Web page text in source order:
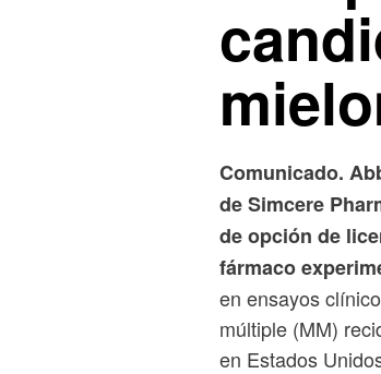
Comunicado.
de Simcere
de opción de
fármaco
en ensayos
múltiple (MM)
en Estados